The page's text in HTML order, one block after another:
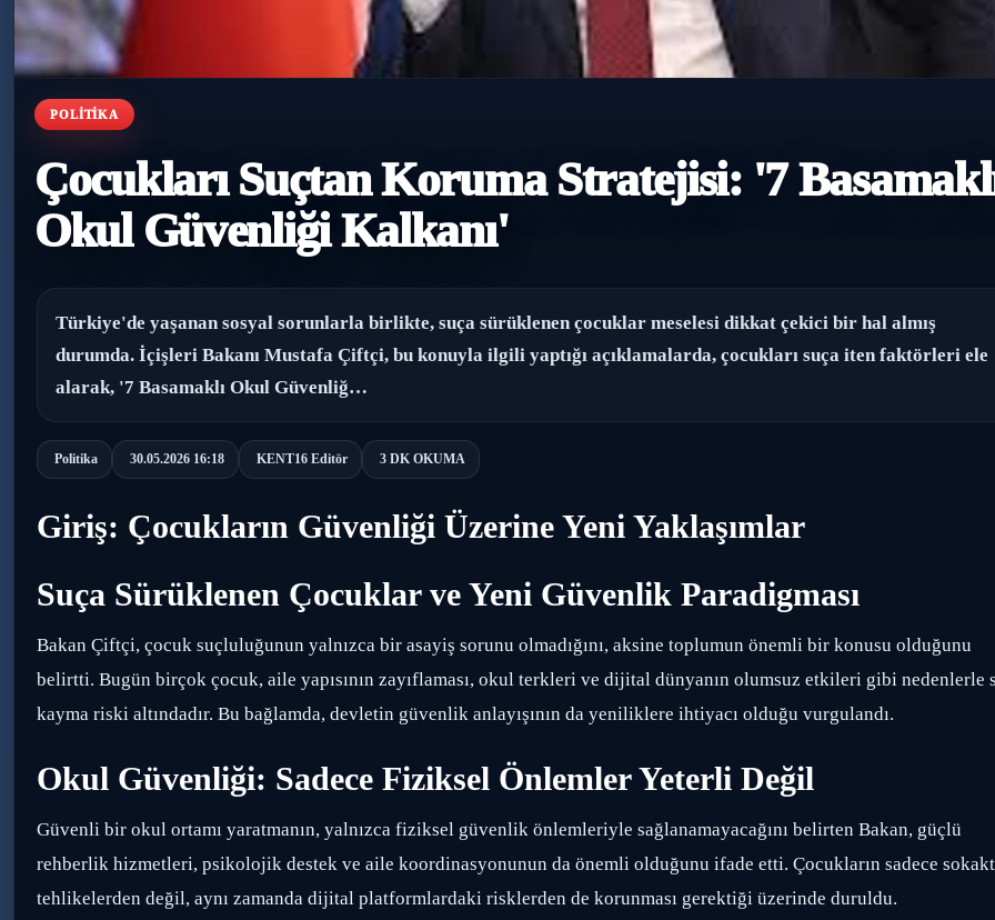
POLITIKA
Çocukları Suçtan Koruma Stratejisi: '7
Okul Güvenliği Kalkanı'
Türkiye'de yaşanan sosyal sorunlarla birlikte, suça sürüklenen çocuklar meselesi dikkat çekici bir hal almış
durumda. İçişleri Bakanı Mustafa Çiftçi, bu konuyla ilgili yaptığı açıklamalarda, çocukları suça iten faktörleri ele
alarak, '7 Basamaklı Okul Güvenliğ…
Politika 30.05.2026 16:18 KENT16 Editör 3 DK OKUMA
Giriş: Çocukların Güvenliği Üzerine Yeni Yaklaşımlar
Suça Sürüklenen Çocuklar ve Yeni Güvenlik Paradigması
Bakan Çiftçi, çocuk suçluluğunun yalnızca bir asayiş sorunu olmadığını, aksine toplumun önemli bir konusu olduğunu
belirtti. Bugün birçok çocuk, aile yapısının zayıflaması, okul terkleri ve dijital dünyanın olumsuz etkileri gibi nedenlerle
kayma riski altındadır. Bu bağlamda, devletin güvenlik anlayışının da yeniliklere ihtiyacı olduğu vurgulandı.
Okul Güvenliği: Sadece Fiziksel Önlemler Yeterli Değil
Güvenli bir okul ortamı yaratmanın, yalnızca fiziksel güvenlik önlemleriyle sağlanamayacağını belirten Bakan, güçlü
rehberlik hizmetleri, psikolojik destek ve aile koordinasyonunun da önemli olduğunu ifade etti. Çocukların sadece
tehlikelerden değil, aynı zamanda dijital platformlardaki risklerden de korunması gerektiği üzerinde duruldu.